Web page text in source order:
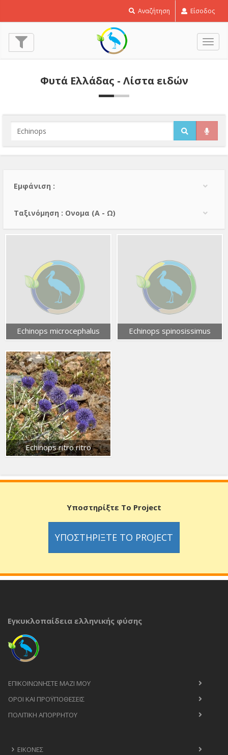
Αναζήτηση Είσοδος
Φυτά Ελλάδας - Λίστα ειδών
Εμφάνιση :
Тαξινόμηση : Ονομα (A - Ω)
Echinops microcephalus Echinops spinosissimus
Echinops ritro ritro
Υποστηρίξτε Το Project
ΥΠΟΣΤΗΡΊΞΤΕ ΤΟ PROJECT
Εγκυκλοπαίδεια ελληνικής φύσης
ΕΠΙΚΟΙΝΩΝΉΣΤΕ ΜΑΖΊ ΜΟΥ
ΟΡΟΙ ΚΑΙ ΠΡΟΫΠΟΘΈΣΕΙΣ
ΠΟΛΙΤΙΚΉ ΑΠΟΡΡΉΤΟΥ
ΕΙΚΌΝΕΣ